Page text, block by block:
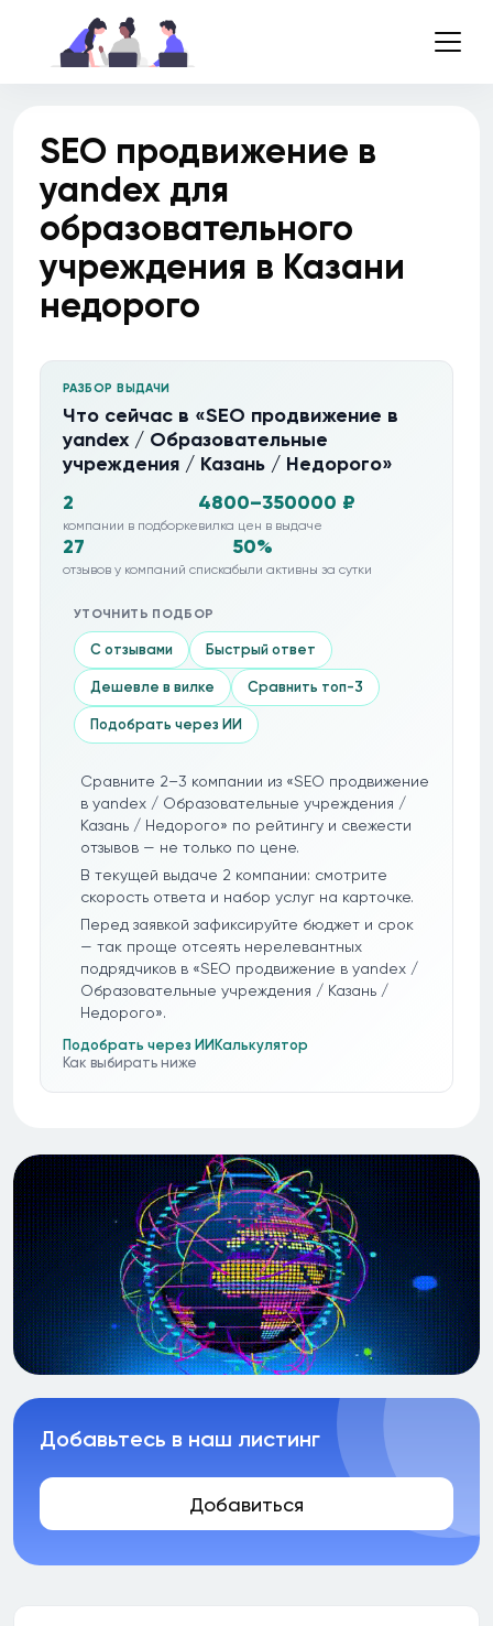
SEO продвижение в
yandex для
образовательного
учреждения в Казани
недорого
РАЗБОР ВЫДАЧИ
Что сейчас в «SEO продвижение в
yandex / Образовательные
учреждения / Казань / Недорого»
2
компании в подборке
4800–350000 ₽
вилка цен в выдаче
27
отзывов у компаний списка
50%
были активны за сутки
УТОЧНИТЬ ПОДБОР
С отзывами Быстрый ответ
Дешевле в вилке Сравнить топ-3
Подобрать через ИИ
Сравните 2–3 компании из «SEO продвижение
в yandex / Образовательные учреждения /
Казань / Недорого» по рейтингу и свежести
отзывов — не только по цене.
В текущей выдаче 2 компании: смотрите
скорость ответа и набор услуг на карточке.
Перед заявкой зафиксируйте бюджет и срок
— так проще отсеять нерелевантных
подрядчиков в «SEO продвижение в yandex /
Образовательные учреждения / Казань /
Недорого».
Подобрать через ИИ Калькулятор
Как выбирать ниже
Добавьтесь в наш листинг
Добавиться